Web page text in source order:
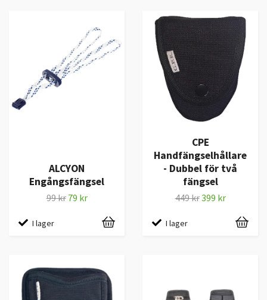
ALCYON
Engångsfängsel
99 kr 79 kr
I lager
CPE
Handfängselhållare
- Dubbel för två
fängsel
449 kr399 kr
I lager